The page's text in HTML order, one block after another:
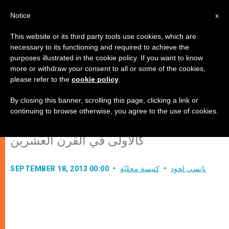
أرمينيا: سفارة جديدة لدى الكرسي
الرسولي
كالأولى في القرن العشرين
SEPTEMBER 18, 2013 00:00 نانسي لحود كنيسة محليّة
x
Notice
This website or its third party tools use cookies, which are
necessary to its functioning and required to achieve the
purposes illustrated in the cookie policy. If you want to know
more or withdraw your consent to all or some of the cookies,
please refer to the cookie policy
By closing this banner, scrolling this page, clicking a link or
continuing to browse otherwise, you agree to the use of cookies.